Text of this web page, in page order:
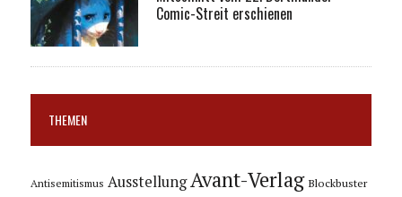
Comic-Streit erschienen
THEMEN
Antisemitismus Ausstellung Avant-Verlag Blockbuster